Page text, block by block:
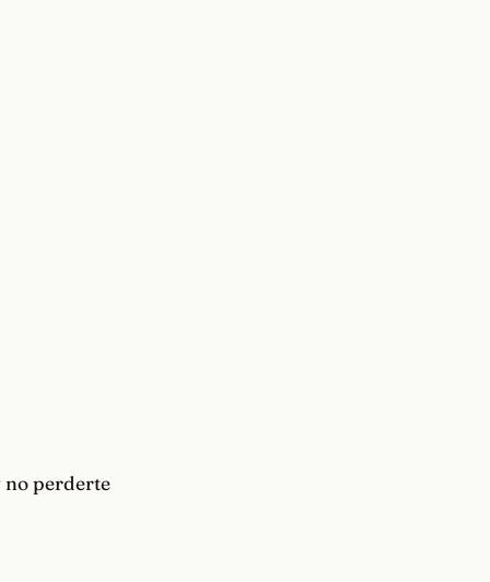
no perderte